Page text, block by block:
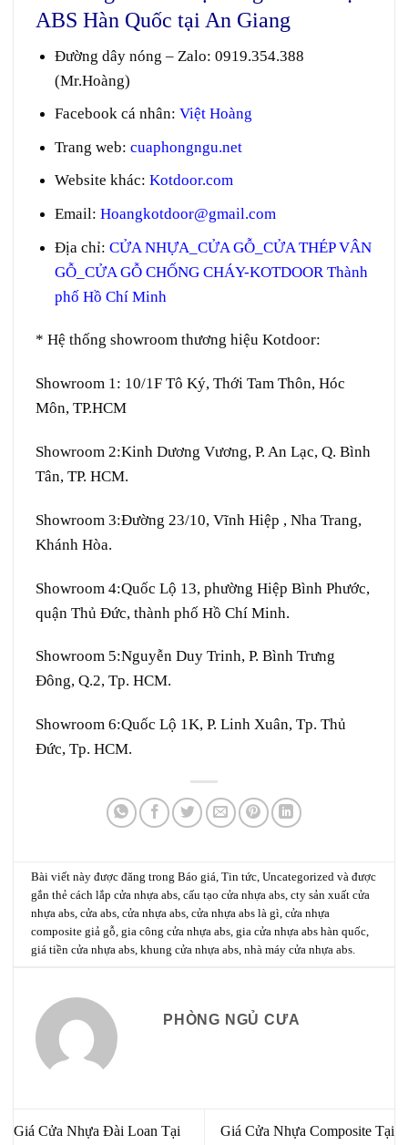
ABS Hàn Quốc tại An Giang
Đường dây nóng – Zalo: 0919.354.388
(Mr.Hoàng)
Facebook cá nhân: Việt Hoàng
Trang web: cuaphongngu.net
Website khác: Kotdoor.com
Email: Hoangkotdoor@gmail.com
Địa chỉ: CỬA NHỰA_CỬA GỖ_CỬA THÉP VÂN
GỖ_CỬA GỖ CHỐNG CHÁY-KOTDOOR Thành
phố Hồ Chí Minh
* Hệ thống showroom thương hiệu Kotdoor:
Showroom 1: 10/1F Tô Ký, Thới Tam Thôn, Hóc
Môn, TP.HCM
Showroom 2:Kinh Dương Vương, P. An Lạc, Q. Bình
Tân, TP. HCM.
Showroom 3:Đường 23/10, Vĩnh Hiệp , Nha Trang,
Khánh Hòa.
Showroom 4:Quốc Lộ 13, phường Hiệp Bình Phước,
quận Thủ Đức, thành phố Hồ Chí Minh.
Showroom 5:Nguyễn Duy Trinh, P. Bình Trưng
Đông, Q.2, Tp. HCM.
Showroom 6:Quốc Lộ 1K, P. Linh Xuân, Tp. Thủ
Đức, Tp. HCM.
Bài viết này được đăng trongBáo giá,Tin tức,Uncategorized và được
gắn thẻcách lắp cửa nhựa abs,cấu tạo cửa nhựa abs,cty sản xuất cửa
nhựa abs,cửa abs,cửa nhựa abs,cửa nhựa abs là gì,cửa nhựa
composite giả gỗ,gia công cửa nhựa abs,gia cửa nhựa abs hàn quốc,
giá tiền cửa nhựa abs,khung cửa nhựa abs,nhà máy cửa nhựa abs.
PHÒNG NGỦ CƯA
Giá Cửa Nhựa Đài Loan Tại
Giá Cửa Nhựa Composite Tại